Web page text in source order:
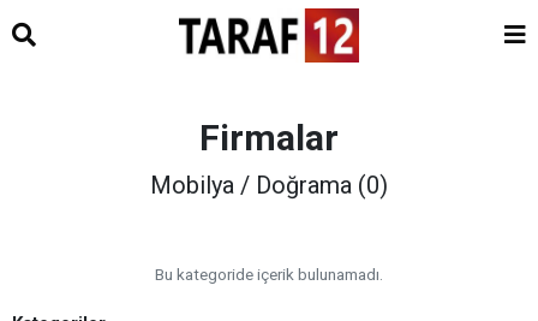
Firmalar
Mobilya / Doğrama (0)
Bu kategoride içerik bulunamadı.